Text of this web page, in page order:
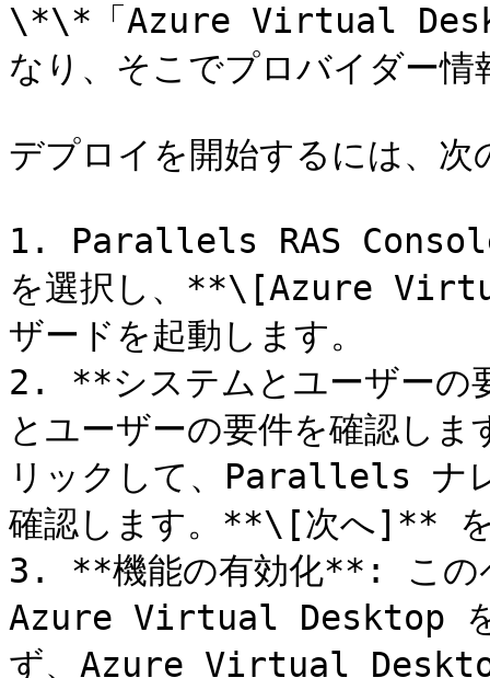
\*\*「Azure Virtual
なり、そこでプロバイダー
デプロイを開始するには、次
1. Parallels RAS
を選択し、**\[Azure
ザードを起動します。
2. **システムとユーザーの
とユーザーの要件を確認し
リックして、Parallels ナ
確認します。**\[次へ]** を
3. **機能の有効化**: この
Azure Virtual Desktop を
ず、Azure Virtual